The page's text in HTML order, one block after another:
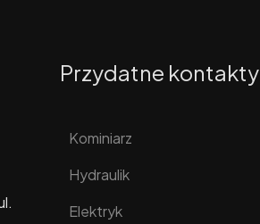
Przydatne kontakty
Kominiarz
Hydraulik
Elektryk